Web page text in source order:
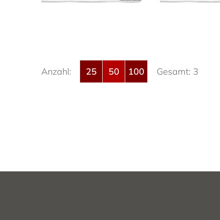
Anzahl: 25 50 100 Gesamt: 3